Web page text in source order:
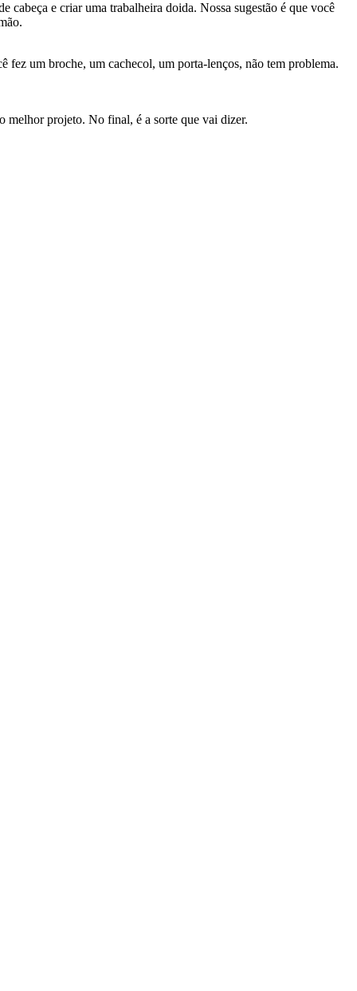
cabeça e criar uma trabalheira doida. Nossa sugestão é que você
um broche, um cachecol, um porta-lenços, não tem problema.
melhor projeto. No final, é a sorte que vai dizer.